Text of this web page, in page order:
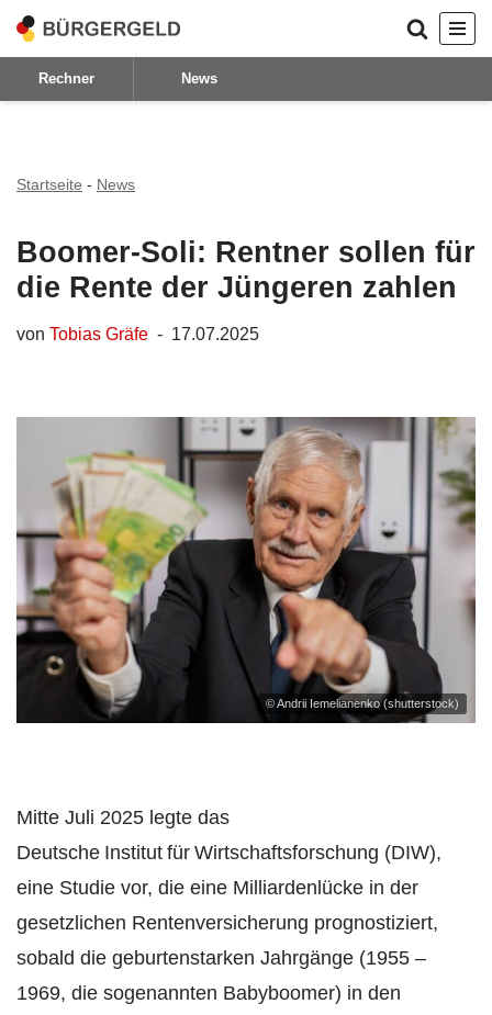
Zum
Inhalt
Rechner News
Startseite - News
Boomer‑Soli: Rentner sollen für
die Rente der Jüngeren zahlen
von Tobias Gräfe 17.07.2025
© Andrii Iemelianenko (shutterstock)
Mitte Juli 2025 legte das
Deutsche Institut für Wirtschaftsforschung (DIW),
eine Studie vor, die eine Milliardenlücke in der
gesetzlichen Rentenversicherung prognostiziert,
sobald die geburtenstarken Jahrgänge (1955 –
1969, die sogenannten Babyboomer) in den